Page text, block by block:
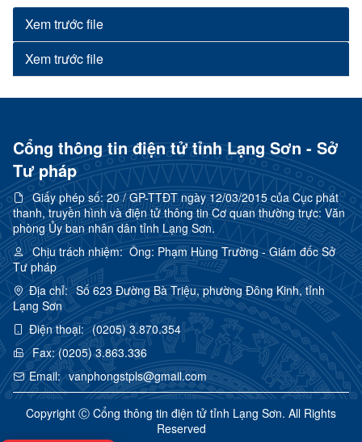
Xem trước file
Xem trước file
Cổng thông tin điện tử tỉnh Lạng Sơn - Sở
Tư pháp
Giấy phép số:20 / GP-TTĐT ngày 12/03/2015 của Cục phát
thanh, truyền hình và điện tử thông tin Cơ quan thường trực: Văn
phòng Ủy ban nhân dân tỉnh Lạng Sơn.
Chịu trách nhiệm:Ông: Phạm Hùng Trường - Giám đốc Sở
Tư pháp
Địa chỉ: Số 623 Đường Bà Triệu, phường Đông Kinh, tỉnh
Lạng Sơn
Điện thoại: (0205) 3.870.354
Fax:(0205) 3.863.336
Email: vanphongstpls@gmail.com
Copyright Ⓒ Cổng thông tin điện tử tỉnh Lạng Sơn. All Rights
Reserved